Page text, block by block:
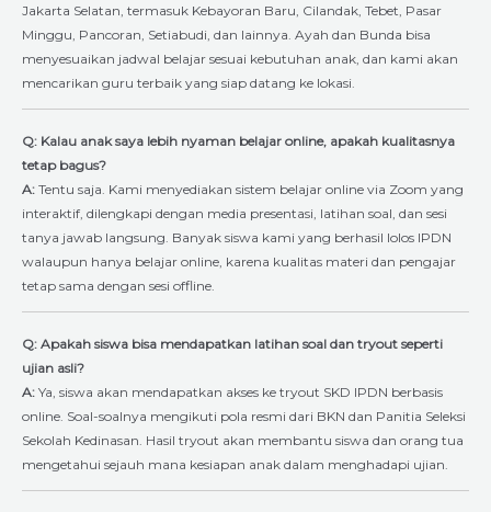
Jakarta Selatan, termasuk Kebayoran Baru, Cilandak, Tebet, Pasar
Minggu, Pancoran, Setiabudi, dan lainnya. Ayah dan Bunda bisa
menyesuaikan jadwal belajar sesuai kebutuhan anak, dan kami akan
mencarikan guru terbaik yang siap datang ke lokasi.
Q: Kalau anak saya lebih nyaman belajar online, apakah kualitasnya
tetap bagus?
A: Tentu saja. Kami menyediakan sistem belajar online via Zoom yang
interaktif, dilengkapi dengan media presentasi, latihan soal, dan sesi
tanya jawab langsung. Banyak siswa kami yang berhasil lolos IPDN
walaupun hanya belajar online, karena kualitas materi dan pengajar
tetap sama dengan sesi offline.
Q: Apakah siswa bisa mendapatkan latihan soal dan tryout seperti
ujian asli?
A: Ya, siswa akan mendapatkan akses ke tryout SKD IPDN berbasis
online. Soal-soalnya mengikuti pola resmi dari BKN dan Panitia Seleksi
Sekolah Kedinasan. Hasil tryout akan membantu siswa dan orang tua
mengetahui sejauh mana kesiapan anak dalam menghadapi ujian.